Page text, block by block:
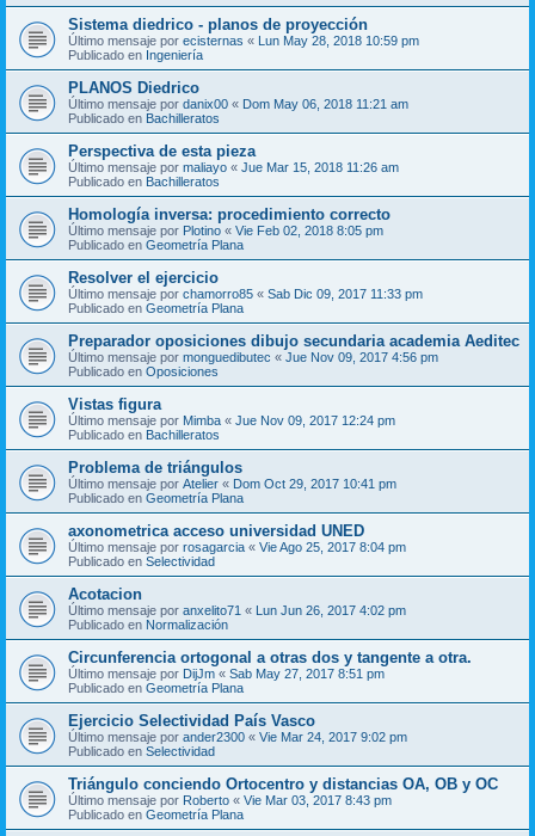
Sistema diedrico - planos de proyección
Último mensaje por ecisternas « Lun May 28, 2018 10:59 pm
Publicado en Ingeniería
PLANOS Diedrico
Último mensaje por danix00 « Dom May 06, 2018 11:21 am
Publicado en Bachilleratos
Perspectiva de esta pieza
Último mensaje por maliayo « Jue Mar 15, 2018 11:26 am
Publicado en Bachilleratos
Homología inversa: procedimiento correcto
Último mensaje por Plotino « Vie Feb 02, 2018 8:05 pm
Publicado en Geometría Plana
Resolver el ejercicio
Último mensaje por chamorro85 « Sab Dic 09, 2017 11:33 pm
Publicado en Geometría Plana
Preparador oposiciones dibujo secundaria academia Aeditec
Último mensaje por monguedibutec « Jue Nov 09, 2017 4:56 pm
Publicado en Oposiciones
Vistas figura
Último mensaje por Mimba « Jue Nov 09, 2017 12:24 pm
Publicado en Bachilleratos
Problema de triángulos
Último mensaje por Atelier « Dom Oct 29, 2017 10:41 pm
Publicado en Geometría Plana
axonometrica acceso universidad UNED
Último mensaje por rosagarcia « Vie Ago 25, 2017 8:04 pm
Publicado en Selectividad
Acotacion
Último mensaje por anxelito71 « Lun Jun 26, 2017 4:02 pm
Publicado en Normalización
Circunferencia ortogonal a otras dos y tangente a otra.
Último mensaje por DijJm « Sab May 27, 2017 8:51 pm
Publicado en Geometría Plana
Ejercicio Selectividad País Vasco
Último mensaje por ander2300 « Vie Mar 24, 2017 9:02 pm
Publicado en Selectividad
Triángulo conciendo Ortocentro y distancias OA, OB y OC
Último mensaje por Roberto « Vie Mar 03, 2017 8:43 pm
Publicado en Geometría Plana